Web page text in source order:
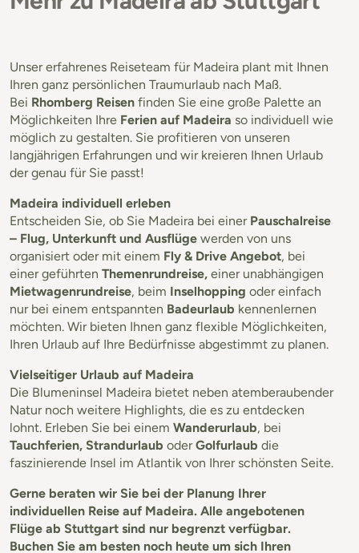
Unser erfahrenes Reiseteam für Madeira plant mit Ihnen
Ihren ganz persönlichen Traumurlaub nach Maß.
Bei Rhomberg Reisen finden Sie eine große Palette an
Möglichkeiten Ihre Ferien auf Madeira so individuell wie
möglich zu gestalten. Sie profitieren von unseren
langjährigen Erfahrungen und wir kreieren Ihnen Urlaub
der genau für Sie passt!
Madeira individuell erleben
Entscheiden Sie, ob Sie Madeira bei einer Pauschalreise
– Flug, Unterkunft und Ausflüge werden von uns
organisiert oder mit einem Fly & Drive Angebot, bei
einer geführten Themenrundreise, einer unabhängigen
Mietwagenrundreise, beim Inselhopping oder einfach
nur bei einem entspannten Badeurlaub kennenlernen
möchten. Wir bieten Ihnen ganz flexible Möglichkeiten,
Ihren Urlaub auf Ihre Bedürfnisse abgestimmt zu planen.
Vielseitiger Urlaub auf Madeira
Die Blumeninsel Madeira bietet neben atemberaubender
Natur noch weitere Highlights, die es zu entdecken
lohnt. Erleben Sie bei einem Wanderurlaub, bei
Tauchferien, Strandurlaub oderGolfurlaub die
faszinierende Insel im Atlantik von Ihrer schönsten Seite.
Gerne beraten wir Sie bei der Planung Ihrer
individuellen Reise auf Madeira. Alle angebotenen
Flüge ab Stuttgart sind nur begrenzt verfügbar.
Buchen Sie am besten noch heute um sich Ihren